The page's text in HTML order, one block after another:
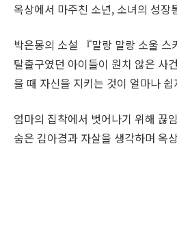
옥상에서 마주친 소년, 소녀의 성장
박은몽의 소설 『말랑 말랑 소울
탈출구였던 아이들이 원치 않은 사
을 때 자신을 지키는 것이 얼마나
엄마의 집착에서 벗어나기 위해 끊
숨은 김아경과 자살을 생각하며 옥